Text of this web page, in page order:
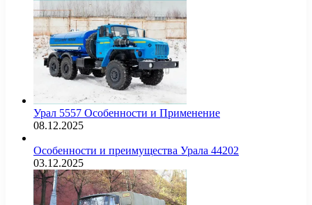
Урал 5557 Особенности и Применение
08.12.2025
Особенности и преимущества Урала 44202
03.12.2025